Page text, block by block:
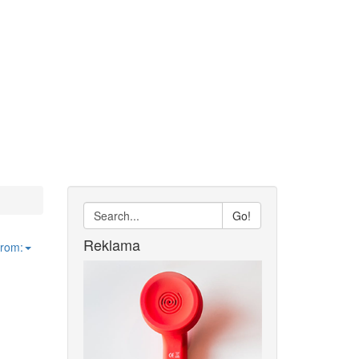
Go!
Reklama